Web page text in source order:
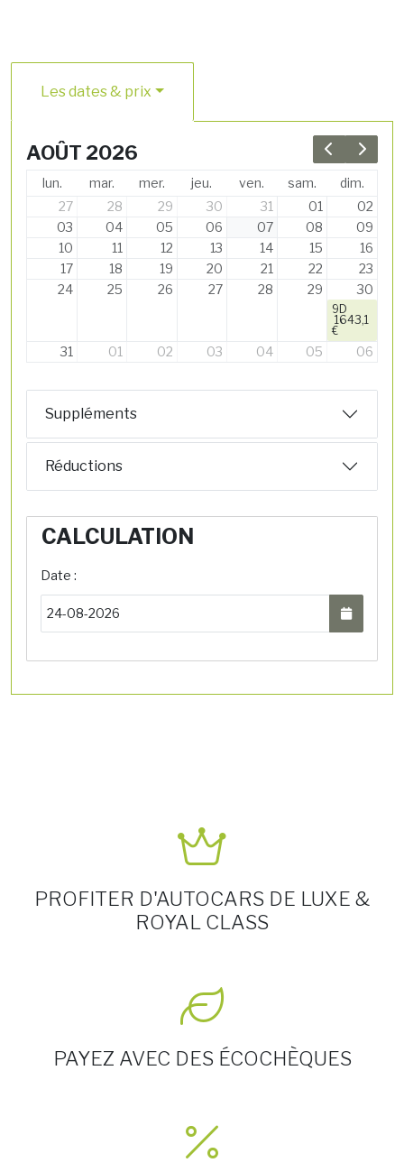
Les dates & prix
Previous
Next
AOÛT 2026
lun. mar. mer. jeu. ven. sam.
dim.
27
28 29 30 31 01
02
03
04 05 06 07 08
09
10
11 12 13 14 15
16
17
18 19 20 21 22
23
24
25 26 27 28 29 30
9D
1643,1
€
31 01 02 03 04 05 06
Suppléments
Réductions
CALCULATION
Date :
PROFITER D'AUTOCARS DE LUXE &
ROYAL CLASS
PAYEZ AVEC DES ÉCOCHÈQUES